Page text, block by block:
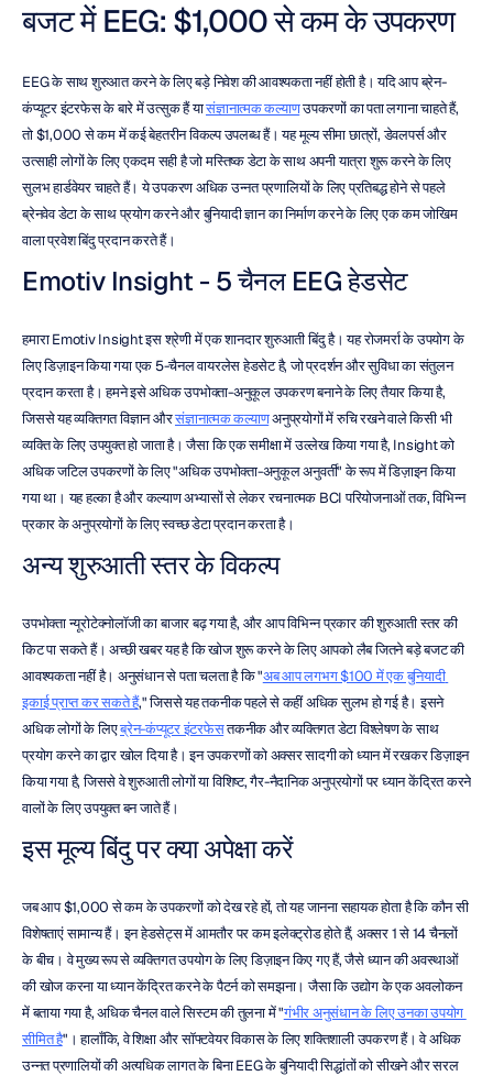
बजट में EEG: $1,000 से कम के उपकरण
EEG के साथ शुरुआत करने के लिए बड़े निवेश की आवश्यकता नहीं होती है। यदि आप ब्रेन-
कंप्यूटर इंटरफेस के बारे में उत्सुक हैं या संज्ञानात्मक कल्याण उपकरणों का पता लगाना चाहते हैं,
तो $1,000 से कम में कई बेहतरीन विकल्प उपलब्ध हैं। यह मूल्य सीमा छात्रों, डेवलपर्स और
उत्साही लोगों के लिए एकदम सही है जो मस्तिष्क डेटा के साथ अपनी यात्रा शुरू करने के लिए
सुलभ हार्डवेयर चाहते हैं। ये उपकरण अधिक उन्नत प्रणालियों के लिए प्रतिबद्ध होने से पहले
ब्रेनवेव डेटा के साथ प्रयोग करने और बुनियादी ज्ञान का निर्माण करने के लिए एक कम जोखिम
वाला प्रवेश बिंदु प्रदान करते हैं।
Emotiv Insight - 5 चैनल EEG हेडसेट
हमारा Emotiv Insight इस श्रेणी में एक शानदार शुरुआती बिंदु है। यह रोजमर्रा के उपयोग के
लिए डिज़ाइन किया गया एक 5-चैनल वायरलेस हेडसेट है, जो प्रदर्शन और सुविधा का संतुलन
प्रदान करता है। हमने इसे अधिक उपभोक्ता-अनुकूल उपकरण बनाने के लिए तैयार किया है,
जिससे यह व्यक्तिगत विज्ञान और संज्ञानात्मक कल्याण अनुप्रयोगों में रुचि रखने वाले किसी भी
व्यक्ति के लिए उपयुक्त हो जाता है। जैसा कि एक समीक्षा में उल्लेख किया गया है, Insight को
अधिक जटिल उपकरणों के लिए "अधिक उपभोक्ता-अनुकूल अनुवर्ती" के रूप में डिज़ाइन किया
गया था। यह हल्का है और कल्याण अभ्यासों से लेकर रचनात्मक BCI परियोजनाओं तक, विभिन्न
प्रकार के अनुप्रयोगों के लिए स्वच्छ डेटा प्रदान करता है।
अन्य शुरुआती स्तर के विकल्प
उपभोक्ता न्यूरोटेक्नोलॉजी का बाजार बढ़ गया है, और आप विभिन्न प्रकार की शुरुआती स्तर की
किट पा सकते हैं। अच्छी खबर यह है कि खोज शुरू करने के लिए आपको लैब जितने बड़े बजट की
आवश्यकता नहीं है। अनुसंधान से पता चलता है कि "अब आप लगभग $100 में एक बुनियादी
इकाई प्राप्त कर सकते हैं," जिससे यह तकनीक पहले से कहीं अधिक सुलभ हो गई है। इसने
अधिक लोगों के लिए ब्रेन-कंप्यूटर इंटरफेस तकनीक और व्यक्तिगत डेटा विश्लेषण के साथ
प्रयोग करने का द्वार खोल दिया है। इन उपकरणों को अक्सर सादगी को ध्यान में रखकर डिज़ाइन
किया गया है, जिससे वे शुरुआती लोगों या विशिष्ट, गैर-नैदानिक अनुप्रयोगों पर ध्यान केंद्रित करने
वालों के लिए उपयुक्त बन जाते हैं।
इस मूल्य बिंदु पर क्या अपेक्षा करें
जब आप $1,000 से कम के उपकरणों को देख रहे हों, तो यह जानना सहायक होता है कि कौन सी
विशेषताएं सामान्य हैं। इन हेडसेट्स में आमतौर पर कम इलेक्ट्रोड होते हैं, अक्सर 1 से 14 चैनलों
के बीच। वे मुख्य रूप से व्यक्तिगत उपयोग के लिए डिज़ाइन किए गए हैं, जैसे ध्यान की अवस्थाओं
की खोज करना या ध्यान केंद्रित करने के पैटर्न को समझना। जैसा कि उद्योग के एक अवलोकन
में बताया गया है, अधिक चैनल वाले सिस्टम की तुलना में "गंभीर अनुसंधान के लिए उनका उपयोग
सीमित है"। हालाँकि, वे शिक्षा और सॉफ्टवेयर विकास के लिए शक्तिशाली उपकरण हैं। वे अधिक
उन्नत प्रणालियों की अत्यधिक लागत के बिना EEG के बुनियादी सिद्धांतों को सीखने और सरल